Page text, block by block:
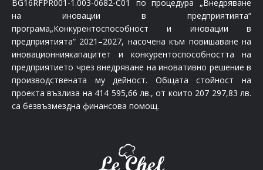
BG16RFPR001-1.003-0682-C01 по процедура „Внедряване
на иновации в предприятията“
програма„Конкурентоспособност и иновации в
предприятията“ 2021–2027, насочена към повишаване на
иновационниякапацитет и конкурентоспособността на
предприятието чрез внедряване на иновативно решение в
производствената му дейност. Общата стойност на
проекта възлиза на 414 595,66 лв., от които 207 297,83 лв.
са безвъзмездна финансова помощ.